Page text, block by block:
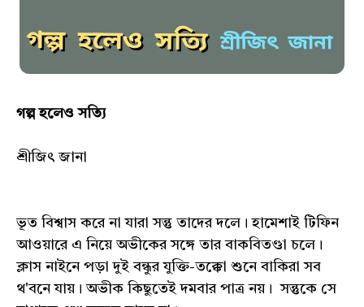
গল্প হলেও সত্যি
শ্রীজিৎ জানা
ভূত বিশ্বাস করে না যারা সন্তু তাদের দলে। হামেশাই টিফিন
আওয়ারে এ নিয়ে অভীকের সঙ্গে তার বাকবিতণ্ডা চলে।
ক্লাস নাইনে পড়া দুই বন্ধুর যুক্তি-তক্কো শুনে বাকিরা সব
থ'বনে যায়। অভীক কিছুতেই দমবার পাত্র নয়। সন্তুকে সে